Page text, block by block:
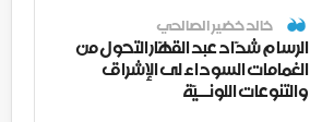
خالد خضير الصالحي
الرسام شدّاد عبد القهّار التحول من
الغمامات السوداء لى الإشراق
والتنوعات اللونــيّة